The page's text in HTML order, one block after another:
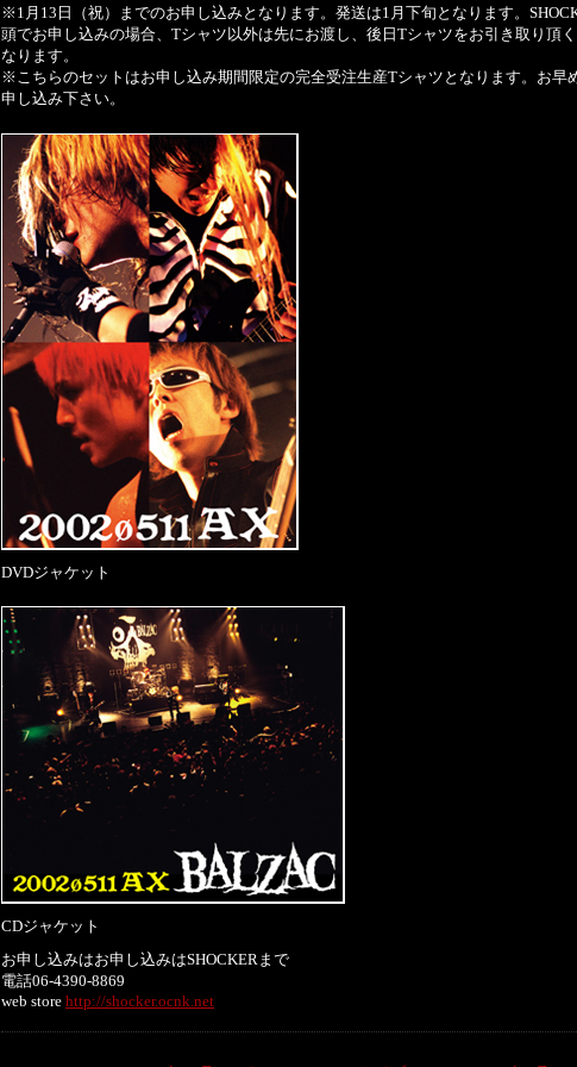
※1月13日（祝）までのお申し込みとなります。発送は1月下旬となります。
頭でお申し込みの場合、Tシャツ以外は先にお渡し、後日Tシャツをお引き取り頂
なります。
※こちらのセットはお申し込み期間限定の完全受注生産Tシャツとなります。お早
申し込み下さい。
DVDジャケット
CDジャケット
お申し込みはお申し込みはSHOCKERまで
電話06-4390-8869
web store http://shocker.ocnk.net